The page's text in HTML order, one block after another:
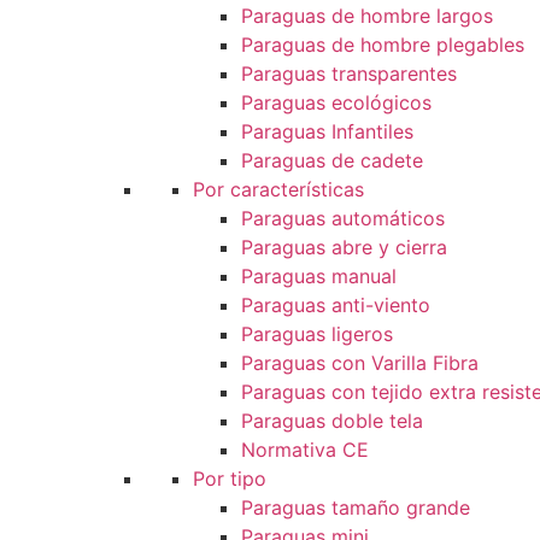
Paraguas de hombre largos
Paraguas de hombre plegables
Paraguas transparentes
Paraguas ecológicos
Paraguas Infantiles
Paraguas de cadete
Por características
Paraguas automáticos
Paraguas abre y cierra
Paraguas manual
Paraguas anti-viento
Paraguas ligeros
Paraguas con Varilla Fibra
Paraguas con tejido extra
Paraguas doble tela
Normativa CE
Por tipo
Paraguas tamaño grande